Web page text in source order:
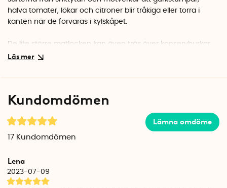
halva tomater, lökar och citroner blir tråkiga eller torra i
kanten när de förvaras i kylskåpet.
De lite större matlocken kan även träs över konservburkar,
glasburkar och små skålar för att hålla krossade tomater,
Matlocken är gjorda i 100 % livsmedelsgodkänt silikon och är
mikrovågsugn, diskas i diskmaskin och kan användas om
och om igen.
Kundomdömen
Lämna omdöme
17 Kundomdömen
Lena
2023-07-09